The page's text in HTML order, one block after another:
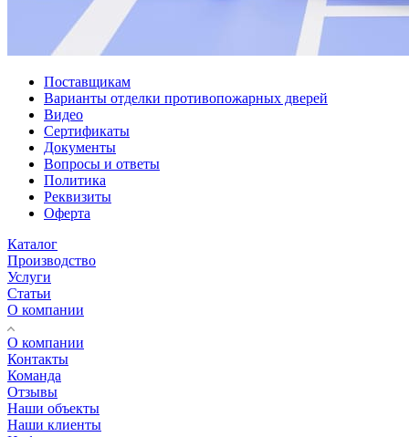
Поставщикам
Варианты отделки противопожарных дверей
Видео
Сертификаты
Документы
Вопросы и ответы
Политика
Реквизиты
Оферта
Каталог
Производство
Услуги
Статьи
О компании
О компании
Контакты
Команда
Отзывы
Наши объекты
Наши клиенты